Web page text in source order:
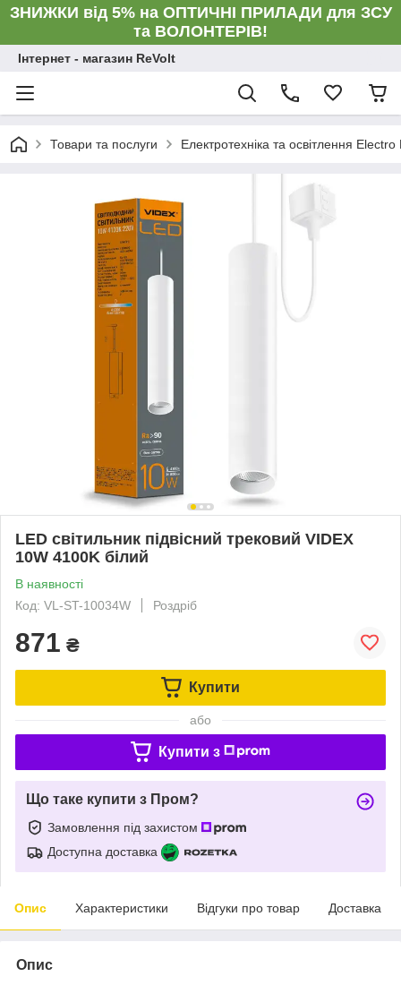
ЗНИЖКИ від 5% на ОПТИЧНІ ПРИЛАДИ для ЗСУ
та ВОЛОНТЕРІВ!
Інтернет - магазин ReVolt
Товари та послуги Електротехніка та освітлення
LED світильник підвісний трековий VIDEX
10W 4100K білий
В наявності
Код: VL-ST-10034W
Роздріб
871 ₴
Купити
або
Купити з
Що таке купити з Пром?
Замовлення під захистом
Доступна доставка
Опис Характеристики Відгуки про товар Доставка
Опис